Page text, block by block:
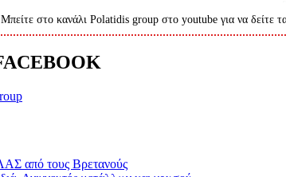
Μπείτε στο κανάλι Polatidis group στο youtube για να δείτε
από τους Βρετανούς